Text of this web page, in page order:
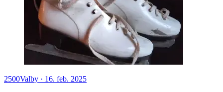
2500Valby · 16. feb. 2025